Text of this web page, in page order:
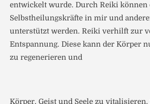
entwickelt wurde. Durch Reiki können
Selbstheilungskräfte in mir und
unterstützt werden. Reiki verhilft zur
Entspannung. Diese kann der Körper
zu regenerieren und
Körper, Geist und Seele zu